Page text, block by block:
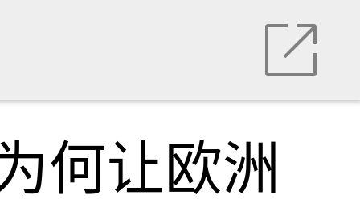
何让欧洲